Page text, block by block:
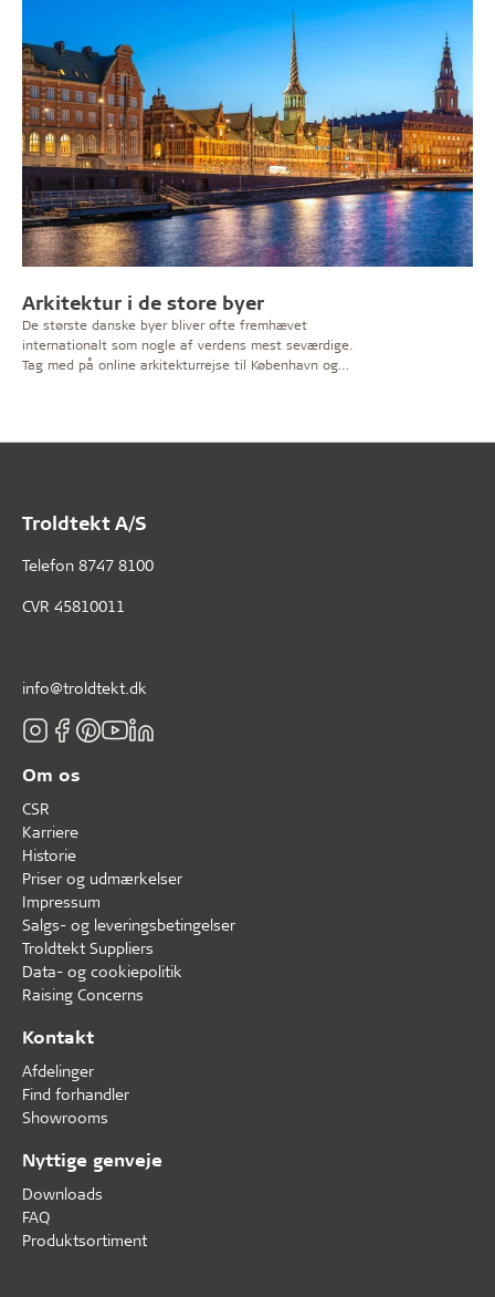
Arkitektur i de store byer
De største danske byer bliver ofte fremhævet
internationalt som nogle af verdens mest seværdige.
Tag med på online arkitekturrejse til København og
Troldtekt A/S
Telefon 8747 8100
CVR 45810011
info@troldtekt.dk
Om os
CSR
Karriere
Historie
Priser og udmærkelser
Impressum
Salgs- og leveringsbetingelser
Troldtekt Suppliers
Data- og cookiepolitik
Raising Concerns
Kontakt
Afdelinger
Find forhandler
Showrooms
Nyttige genveje
Downloads
FAQ
Produktsortiment